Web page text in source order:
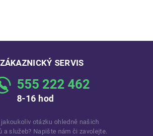
ZÁKAZNICKÝ SERVIS
555 222 462
8-16 hod
otázku ohledně našich
a služeb? Napište nám či zavolejte.